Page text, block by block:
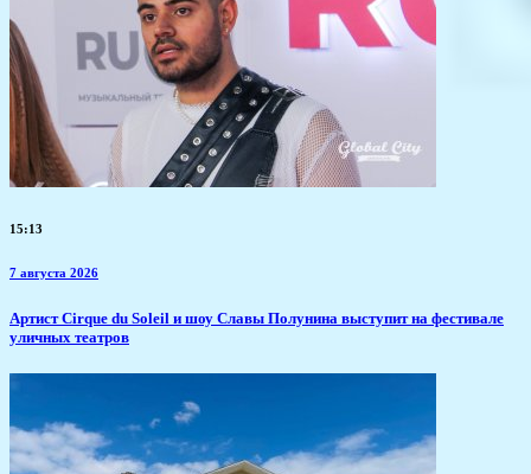
15:13
7 августа 2026
Артист Cirque du Soleil и шоу Славы Полунина выступит на фестивале
уличных театров